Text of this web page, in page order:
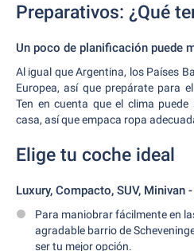
Preparativos: ¿Qué
Un poco de planificación puede
Al igual que Argentina, los Países
Europea, así que prepárate para
Ten en cuenta que el clima
casa, así que empaca ropa
Elige tu coche ideal
Luxury, Compacto, SUV, Minivan
Para maniobrar fácilmente en
agradable barrio de
ser tu mejor opción.